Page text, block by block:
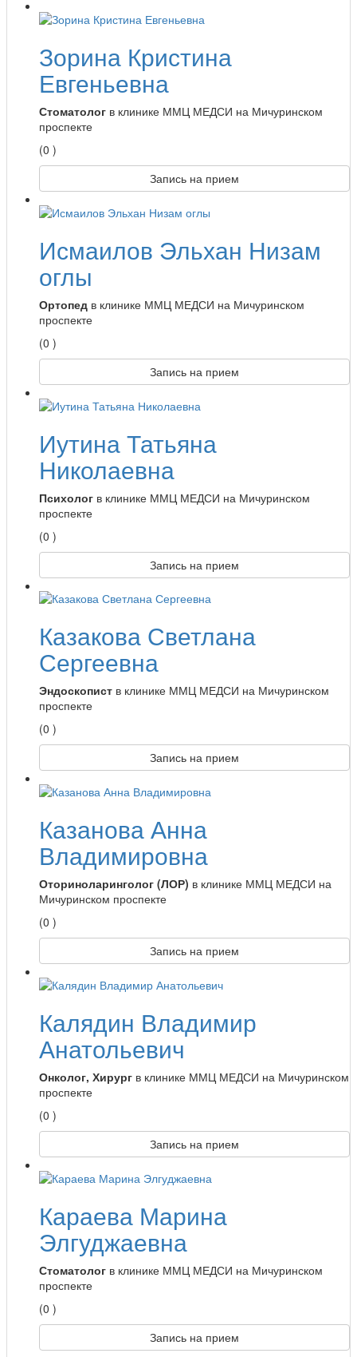
Зорина Кристина
Евгеньевна
Стоматолог в клинике ММЦ МЕДСИ на Мичуринском
проспекте
(0 )
Запись на прием
Исмаилов Эльхан Низам
оглы
Ортопед в клинике ММЦ МЕДСИ на Мичуринском
проспекте
(0 )
Запись на прием
Иутина Татьяна
Николаевна
Психолог в клинике ММЦ МЕДСИ на Мичуринском
проспекте
(0 )
Запись на прием
Казакова Светлана
Сергеевна
Эндоскопист в клинике ММЦ МЕДСИ на Мичуринском
проспекте
(0 )
Запись на прием
Казанова Анна
Владимировна
Оториноларинголог (ЛОР) в клинике ММЦ МЕДСИ на
Мичуринском проспекте
(0 )
Запись на прием
Калядин Владимир
Анатольевич
Онколог, Хирург в клинике ММЦ МЕДСИ на Мичуринском
проспекте
(0 )
Запись на прием
Караева Марина
Элгуджаевна
Стоматолог в клинике ММЦ МЕДСИ на Мичуринском
проспекте
(0 )
Запись на прием